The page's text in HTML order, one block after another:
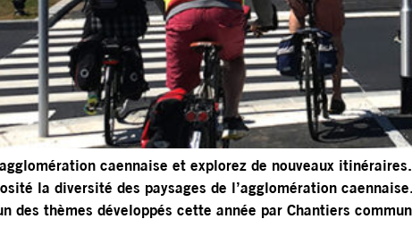
caennaise et explorez de nouveaux
la diversité des paysages de l’agglomération
des thèmes développés cette année par Chantiers